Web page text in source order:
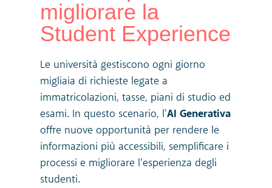
migliorare la
Student Experience
Le università gestiscono ogni giorno
migliaia di richieste legate a
immatricolazioni, tasse, piani di studio ed
esami. In questo scenario, l'AI Generativa
offre nuove opportunità per rendere le
informazioni più accessibili, semplificare i
processi e migliorare l'esperienza degli
studenti.